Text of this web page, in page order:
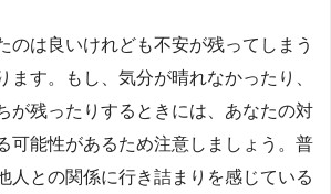
のは良いけれども不安が残ってしまう
ます。もし、気分が晴れなかったり、
が残ったりするときには、あなたの対
可能性があるため注意しましょう。普
人との関係に行き詰まりを感じている